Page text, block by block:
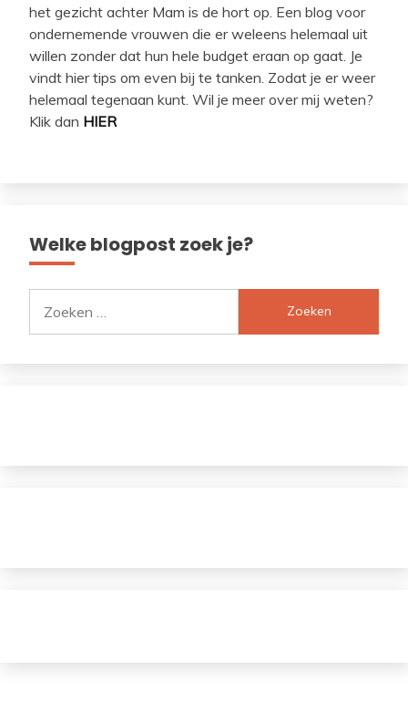
het gezicht achter Mam is de hort op. Een blog voor
ondernemende vrouwen die er weleens helemaal uit
willen zonder dat hun hele budget eraan op gaat. Je
vindt hier tips om even bij te tanken. Zodat je er weer
helemaal tegenaan kunt. Wil je meer over mij weten?
Klik dan HIER
Welke blogpost zoek je?
naar: